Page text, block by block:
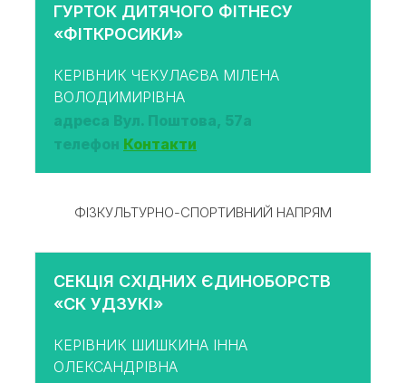
ГУРТОК ДИТЯЧОГО ФІТНЕСУ
«ФІТКРОСИКИ»
КЕРІВНИК ЧЕКУЛАЄВА МІЛЕНА
ВОЛОДИМИРІВНА
адреса Вул. Поштова, 57а
телефон Контакти
ФІЗКУЛЬТУРНО-СПОРТИВНИЙ НАПРЯМ
СЕКЦІЯ СХІДНИХ ЄДИНОБОРСТВ
«СК УДЗУКІ»
КЕРІВНИК ШИШКИНА ІННА
ОЛЕКСАНДРІВНА